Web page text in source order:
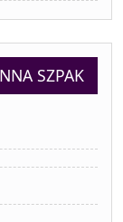
SZPAK